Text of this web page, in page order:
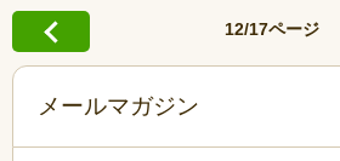
12/17ページ
メールマガジン